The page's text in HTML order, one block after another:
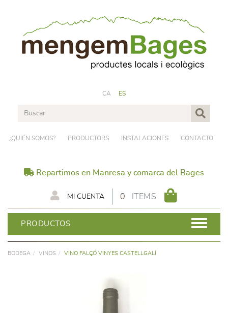
CA ES
¿QUIÉN SOMOS? PRODUCTORS INSTALACIONES CONTACTO
Repartimos en Manresa y comarca del Bages
0 ITEMS
MI CUENTA
PRODUCTOS
BODEGA VINOS VINO FALÇÓ VINYES CASTELLGALÍ